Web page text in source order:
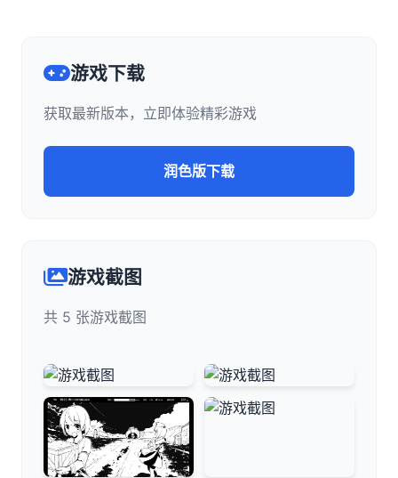
游戏下载
获取最新版本，立即体验精彩游戏
润色版下载
游戏截图
共 5 张游戏截图